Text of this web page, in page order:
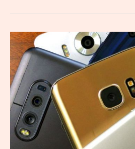
iPhone
8,
Galaxy
S8
et
S8
plus,
les
nouveaux
smartphones